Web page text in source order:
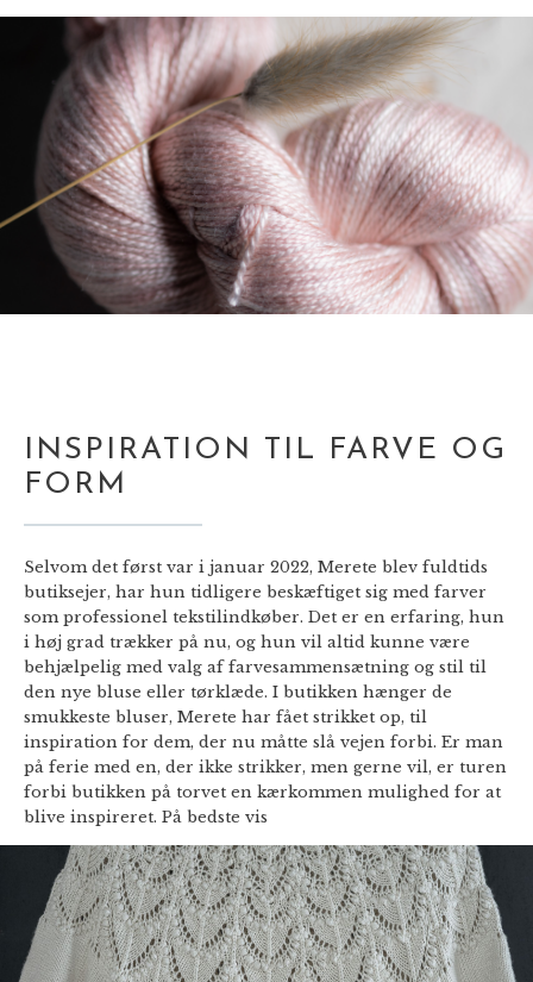
INSPIRATION TIL FARVE OG
FORM
Selvom det først var i januar 2022, Merete blev fuldtids
butiksejer, har hun tidligere beskæftiget sig med farver
som professionel tekstilindkøber. Det er en erfaring, hun
i høj grad trækker på nu, og hun vil altid kunne være
behjælpelig med valg af farvesammensætning og stil til
den nye bluse eller tørklæde. I butikken hænger de
smukkeste bluser, Merete har fået strikket op, til
inspiration for dem, der nu måtte slå vejen forbi. Er man
på ferie med en, der ikke strikker, men gerne vil, er turen
forbi butikken på torvet en kærkommen mulighed for at
blive inspireret. På bedste vis